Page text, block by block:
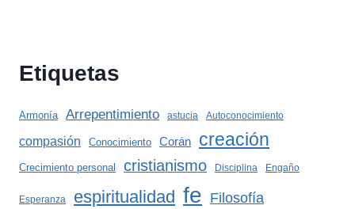
Etiquetas
Armonía Arrepentimiento astucia Autoconocimiento
compasión Conocimiento Corán creación
Crecimiento personal cristianismo Disciplina Engaño
Esperanza espiritualidad fe Filosofía